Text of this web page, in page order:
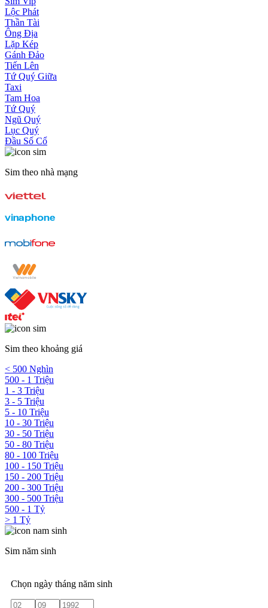
Lộc Phát
Thần Tài
Ông Địa
Lặp Kép
Gánh Đảo
Tiến Lên
Tứ Quý Giữa
Taxi
Tam Hoa
Tứ Quý
Ngũ Quý
Lục Quý
Đầu Số Cổ
Sim theo nhà mạng
Sim theo khoảng giá
< 500 Nghìn
500 - 1 Triệu
1 - 3 Triệu
3 - 5 Triệu
5 - 10 Triệu
10 - 30 Triệu
30 - 50 Triệu
50 - 80 Triệu
80 - 100 Triệu
100 - 150 Triệu
150 - 200 Triệu
200 - 300 Triệu
300 - 500 Triệu
500 - 1 Tỷ
> 1 Tỷ
Sim năm sinh
Chọn ngày tháng năm sinh